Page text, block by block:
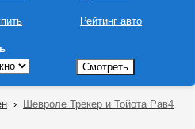
Рейтинг авто
› Шевроле Трекер и Тойота Рав4